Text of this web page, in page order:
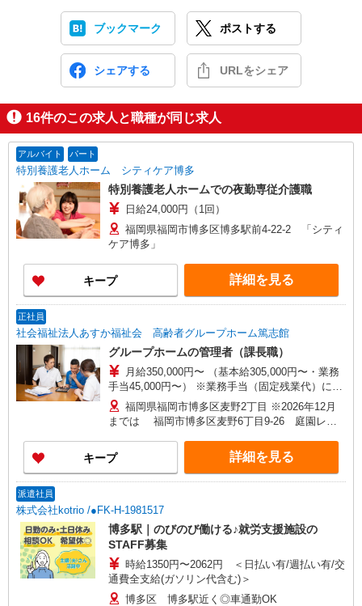
ブックマーク ポストする
シェアする URLをシェア
16件のこの求人と職種が同じ求人
アルバイト パート
特別養護老人ホーム シティケア博多
特別養護老人ホームでの夜勤専従介護職
日給24,000円（1回）
福岡県福岡市博多区博多駅前4-22-2 「シティ
ケア博多」
キープ 詳細を見る
正社員
社会福祉法人あすか福祉会 高齢者グループホーム篤志館
グループホームの管理者（課長職）
月給350,000円〜 （基本給305,000円〜・業務
手当45,000円〜） ※業務手当（固定残業代）につ
いては約20時間相当分、20時間超過分は別途支給
福岡県福岡市博多区麦野2丁目 ※2026年12月
までは 福岡市博多区麦野6丁目9-26 庭園レジ
キープ 詳細を見る
派遣社員
株式会社kotrio /●FK-H-1981517
博多駅｜のびのび働ける♪就労支援施設の
STAFF募集
時給1350円〜2062円 ＜日払い有/週払い有/交
通費全支給(ガソリン代含む)＞
博多区 博多駅近く◎車通勤OK